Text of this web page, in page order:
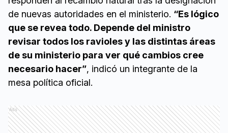
de nuevas autoridades en el ministerio. “Es lógico
que se revea todo. Depende del ministro
revisar todos los ravioles y las distintas áreas
de su ministerio para ver qué cambios cree
necesario hacer”, indicó un integrante de la
mesa política oficial.
Ads